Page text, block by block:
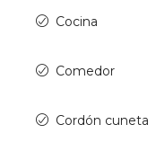
Cocina
Comedor
Cordón cuneta